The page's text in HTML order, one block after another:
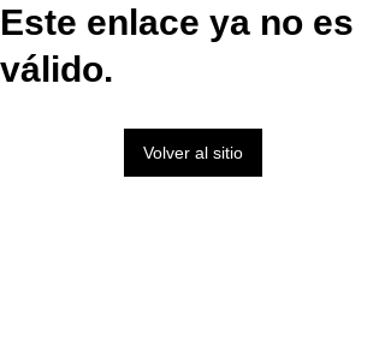
Este enlace ya no es
válido.
Volver al sitio